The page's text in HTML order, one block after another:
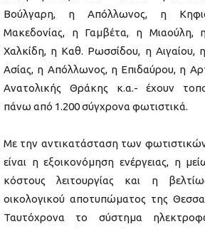
Βούλγαρη, η Απόλλωνος, η
Μακεδονίας, η Γαμβέτα, η Μιαούλη,
Χαλκίδη, η Καθ. Ρωσσίδου, η Αιγαίου,
Ασίας, η Απόλλωνος, η Επιδαύρου, η
Ανατολικής Θράκης κ.α.- έχουν
πάνω από 1.200 σύγχρονα φωτιστικά.
Με την αντικατάσταση των
είναι η εξοικονόμηση ενέργειας, η
κόστους λειτουργίας και η
οικολογικού αποτυπώματος της
Ταυτόχρονα το σύστημα